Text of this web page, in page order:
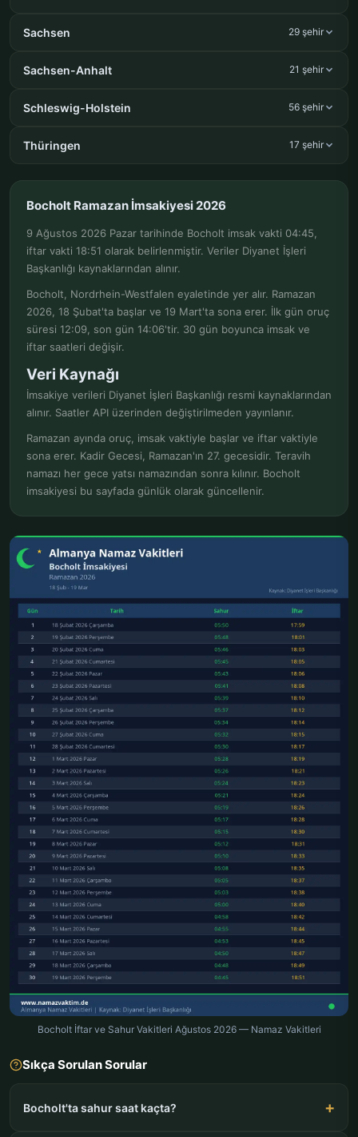
Sachsen 29 şehir
Sachsen-Anhalt 21 şehir
Schleswig-Holstein 56 şehir
Thüringen 17 şehir
Bocholt Ramazan İmsakiyesi 2026
9 Ağustos 2026 Pazar tarihinde Bocholt imsak vakti 04:45,
iftar vakti 18:51 olarak belirlenmiştir. Veriler Diyanet İşleri
Başkanlığı kaynaklarından alınır.
Bocholt, Nordrhein-Westfalen eyaletinde yer alır. Ramazan
2026, 18 Şubat'ta başlar ve 19 Mart'ta sona erer. İlk gün oruç
süresi 12:09, son gün 14:06'tir. 30 gün boyunca imsak ve
iftar saatleri değişir.
Veri Kaynağı
İmsakiye verileri Diyanet İşleri Başkanlığı resmi kaynaklarından
alınır. Saatler API üzerinden değiştirilmeden yayınlanır.
Ramazan ayında oruç, imsak vaktiyle başlar ve iftar vaktiyle
sona erer. Kadir Gecesi, Ramazan'ın 27. gecesidir. Teravih
namazı her gece yatsı namazından sonra kılınır. Bocholt
imsakiyesi bu sayfada günlük olarak güncellenir.
Bocholt İftar ve Sahur Vakitleri Ağustos 2026 — Namaz Vakitleri
Sıkça Sorulan Sorular
Bocholt'ta sahur saat kaçta?